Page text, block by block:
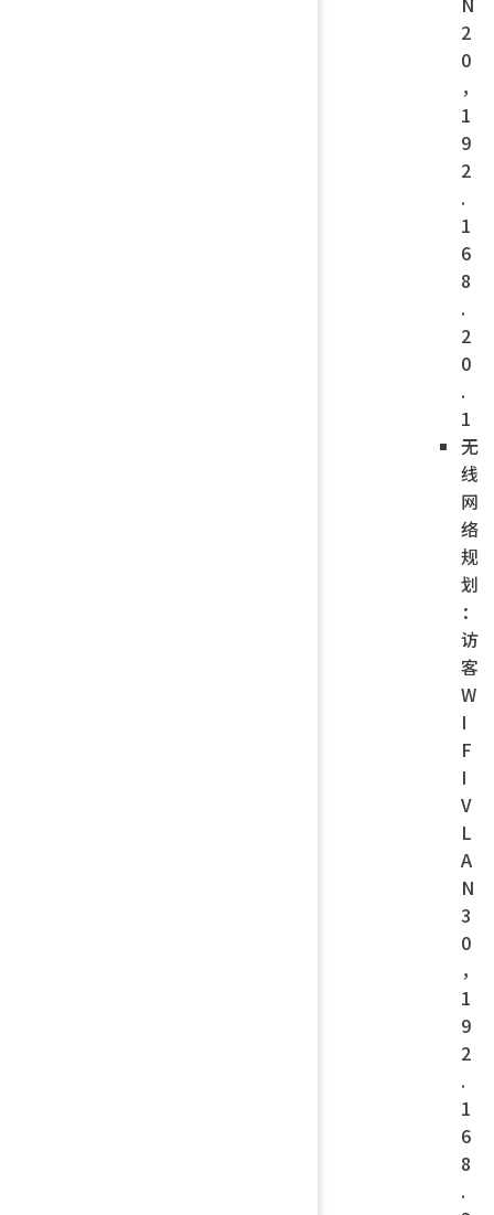
2
0
，
1
9
2
.
1
6
8
.
2
0
.
1
无
线
网
络
规
划
：
访
客
W
I
F
I
V
L
A
N
3
0
，
1
9
2
.
1
6
8
.